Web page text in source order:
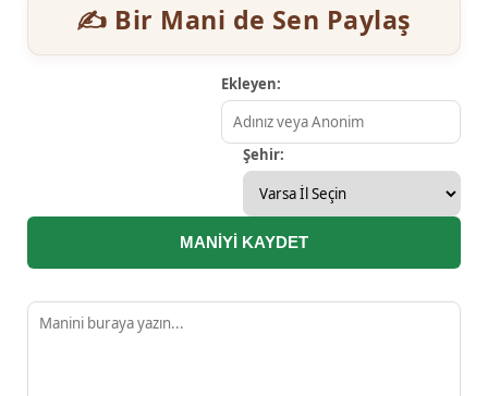
✍️ Bir Mani de Sen Paylaş
Ekleyen:
Şehir:
MANİYİ KAYDET